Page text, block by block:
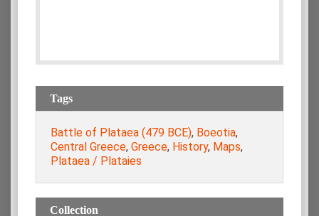
Tags
Battle of Plataea (479 BCE), Boeotia,
Central Greece, Greece, History, Maps,
Plataea / Plataies
Collection